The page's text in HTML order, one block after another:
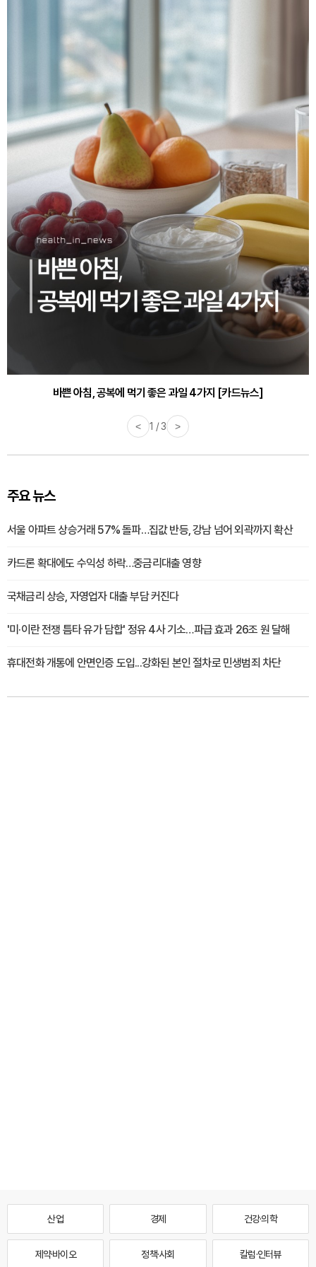
바쁜 아침, 공복에 먹기 좋은 과일 4가지 [카드뉴스]
< 1 / 3 >
주요 뉴스
서울 아파트 상승거래 57% 돌파…집값 반등, 강남 넘어 외곽까지 확산
카드론 확대에도 수익성 하락…중금리대출 영향
국채금리 상승, 자영업자 대출 부담 커진다
'미·이란 전쟁 틈타 유가 담합' 정유 4사 기소…파급 효과 26조 원 달해
휴대전화 개통에 안면인증 도입...강화된 본인 절차로 민생범죄 차단
산업 경제 건강·의학
제약·바이오 정책·사회 칼럼·인터뷰